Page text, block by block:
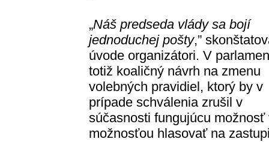
„Náš predseda vlády sa bojí
jednoduchej pošty,”
úvode organizátori. V
totiž koaličný návrh na zmenu
volebných pravidiel, ktorý by v
prípade schválenia zrušil v
súčasnosti fungujúcu
možnosťou hlasovať na